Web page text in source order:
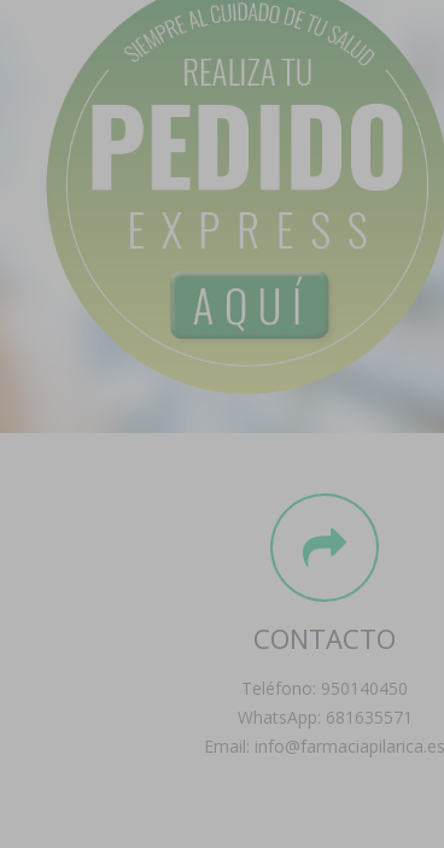
CONTACTO
Teléfono: 950140450
WhatsApp: 681635571
Email: info@farmaciapilarica.es